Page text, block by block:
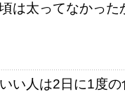
は太ってなかっ
い人は2日に1度